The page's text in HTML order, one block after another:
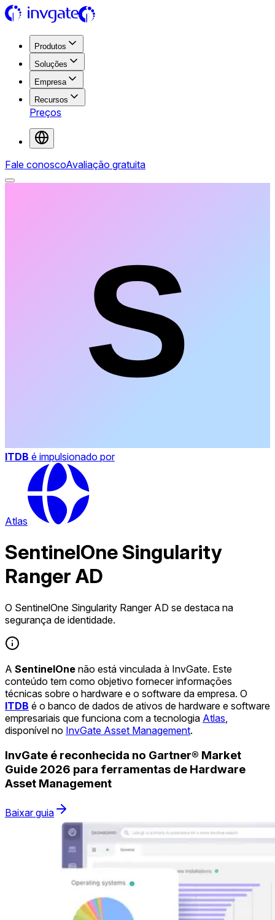
Produtos
Soluções
Empresa
Recursos
Preços
Fale conoscoAvaliação gratuita
ITDB é impulsionado por
Atlas
SentinelOne Singularity
Ranger AD
O SentinelOne Singularity Ranger AD se destaca na
segurança de identidade.
A SentinelOne não está vinculada à InvGate. Este
conteúdo tem como objetivo fornecer informações
técnicas sobre o hardware e o software da empresa. O
ITDB é o banco de dados de ativos de hardware e software
empresariais que funciona com a tecnologia Atlas
disponível no InvGate Asset Management.
InvGate é reconhecida no Gartner® Market
Guide 2026 para ferramentas de Hardware
Asset Management
Baixar guia